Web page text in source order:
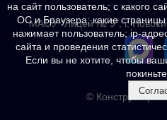
МАОУ "Лицей № 9", г.
© Конструктор
на сайт пользователь; с какого
ОС и Браузера; какие страницы
нажимает пользователь; ip-
сайта и проведения
Если вы не хотите, чтобы